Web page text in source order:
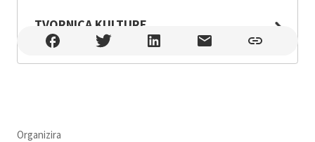
TVORNICA KULTURE
TVORNICA KULTURE , Zagreb
Organizira